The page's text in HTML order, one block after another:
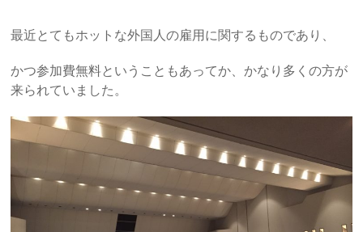
最近とてもホットな外国人の雇用に関するものであり、
かつ参加費無料ということもあってか、かなり多くの方が
来られていました。